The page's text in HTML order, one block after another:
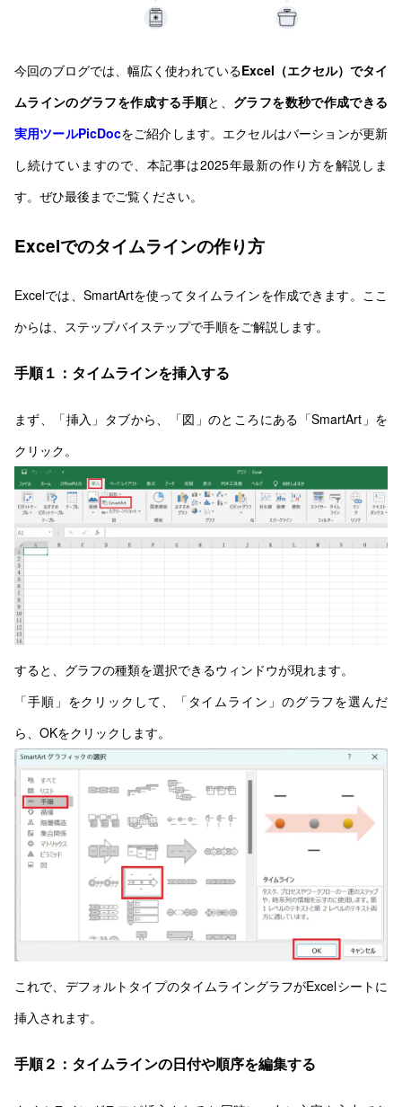
今回のブログでは、幅広く使われているExcel（エクセル）でタイ
ムラインのグラフを作成する手順と、 グラフを数秒で作成できる
実用ツールPicDocをご紹介します。エクセルはバーションが更新
し続けていますので、本記事は2025年最新の作り方を解説しま
す。ぜひ最後までご覧ください。
Excelでのタイムラインの作り方
Excelでは、SmartArtを使ってタイムラインを作成できます。ここ
からは、ステップバイステップで手順をご解説します。
手順１：タイムラインを挿入する
まず、「挿入」タブから、「図」のところにある「SmartArt」を
クリック。
すると、グラフの種類を選択できるウィンドウが現れます。
「手順」をクリックして、「タイムライン」のグラフを選んだ
ら、OKをクリックします。
これで、デフォルトタイプのタイムライングラフがExcelシートに
挿入されます。
手順２：タイムラインの日付や順序を編集する